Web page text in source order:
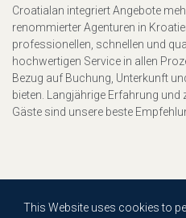
This Website uses cookies to
Croatialan integriert Angebote
renommierter Agenturen in
professionellen, schnellen und
hochwertigen Service in allen
Bezug auf Buchung, Unterkunft
bieten. Langjährige Erfahrung und
Gäste sind unsere beste
Copyright © 2020, Croatialan |